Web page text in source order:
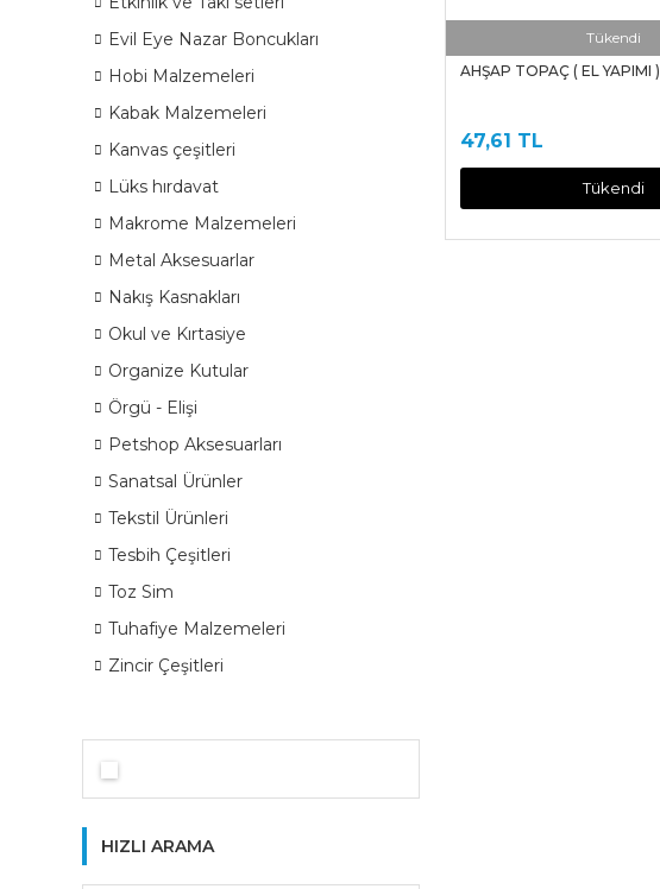
Evil Eye Nazar Boncukları
Hobi Malzemeleri
Kabak Malzemeleri
Kanvas çeşitleri
Lüks hırdavat
Makrome Malzemeleri
Metal Aksesuarlar
Nakış Kasnakları
Okul ve Kırtasiye
Organize Kutular
Örgü - Elişi
Petshop Aksesuarları
Sanatsal Ürünler
Tekstil Ürünleri
Tesbih Çeşitleri
Toz Sim
Tuhafiye Malzemeleri
Zincir Çeşitleri
HIZLI ARAMA
Tükendi
AHŞAP TOPAÇ ( EL YAPIMI )
47,61 TL
Tükendi